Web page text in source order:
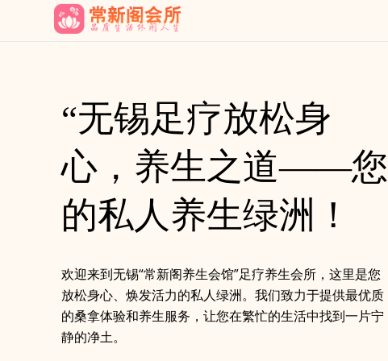
“无锡足疗放松身
心，养生之道——您
的私人养生绿洲！
欢迎来到无锡“常新阁养生会馆”足疗养生会所，这里是您
放松身心、焕发活力的私人绿洲。我们致力于提供最优质
的桑拿体验和养生服务，让您在繁忙的生活中找到一片宁
静的净土。